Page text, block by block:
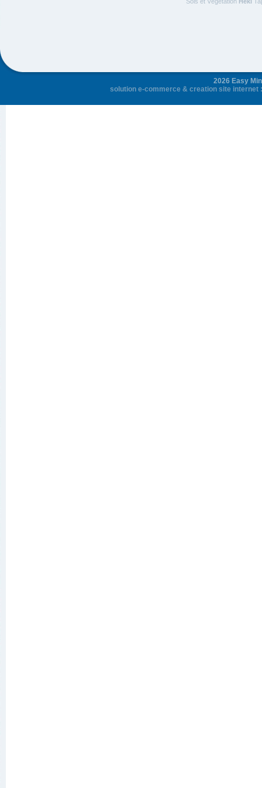
2026 Easy
solution e-commerce & creation site internet